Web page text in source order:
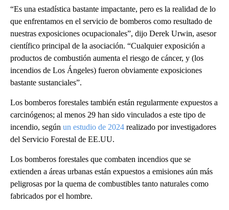
“Es una estadística bastante impactante, pero es la realidad de lo
que enfrentamos en el servicio de bomberos como resultado de
nuestras exposiciones ocupacionales”, dijo Derek Urwin, asesor
científico principal de la asociación. “Cualquier exposición a
productos de combustión aumenta el riesgo de cáncer, y (los
incendios de Los Ángeles) fueron obviamente exposiciones
bastante sustanciales”.
Los bomberos forestales también están regularmente expuestos a
carcinógenos; al menos 29 han sido vinculados a este tipo de
incendio, según un estudio de 2024 realizado por investigadores
del Servicio Forestal de EE.UU.
Los bomberos forestales que combaten incendios que se
extienden a áreas urbanas están expuestos a emisiones aún más
peligrosas por la quema de combustibles tanto naturales como
fabricados por el hombre.